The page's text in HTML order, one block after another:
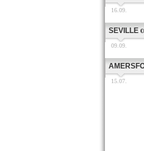
16.09.
SEVILLE
09.09.
15.07.